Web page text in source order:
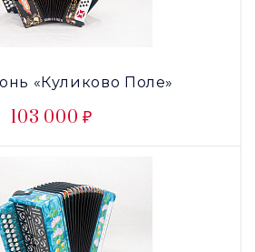
«Куликово Поле»
103 000 ₽